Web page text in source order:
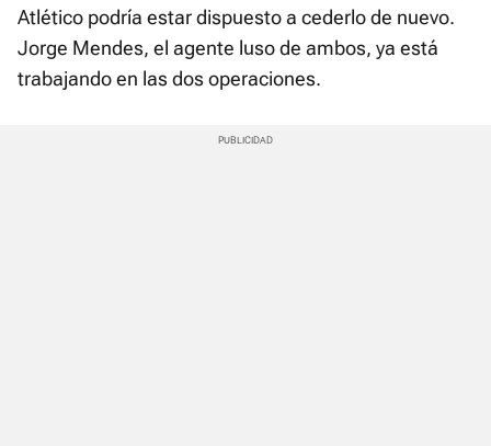
Atlético podría estar dispuesto a cederlo de nuevo.
Jorge Mendes, el agente luso de ambos, ya está
trabajando en las dos operaciones.